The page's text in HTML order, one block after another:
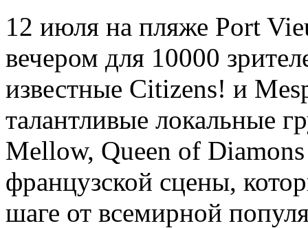
12 июля на пляже Port
вечером для 10000
известные Citizens! и
талантливые локальные
Mellow, Queen of Diamons
французской сцены,
шаге от всемирной